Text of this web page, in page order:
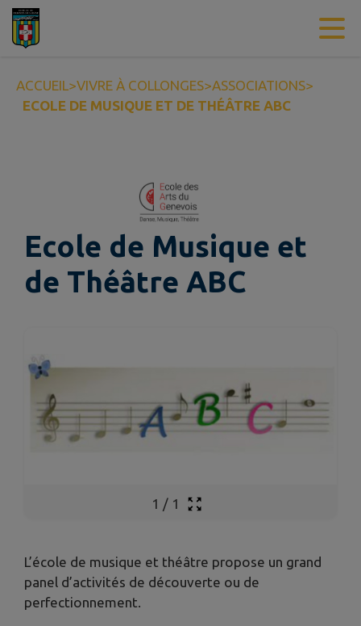
Contenu
ACCUEIL>VIVRE À COLLONGES>ASSOCIATIONS>
ECOLE DE MUSIQUE ET DE THÉÂTRE ABC
Ecole de Musique et
de Théâtre ABC
1 / 1
L’école de musique et théâtre propose un grand
panel d’activités de découverte ou de
perfectionnement.